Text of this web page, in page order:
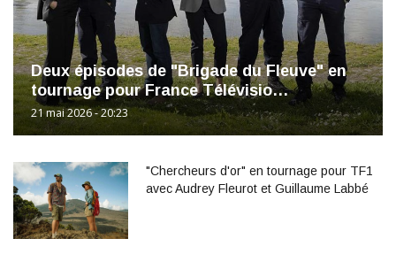
Deux épisodes de "Brigade du Fleuve" en
tournage pour France Télévisio…
21 mai 2026 - 20:23
"Chercheurs d'or" en tournage pour TF1
avec Audrey Fleurot et Guillaume Labbé